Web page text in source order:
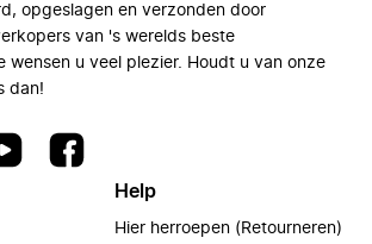
opgeslagen en verzonden door
van 's werelds beste
wensen u veel plezier. Houdt u van onze
dan!
Help
Hier herroepen (Retourneren)